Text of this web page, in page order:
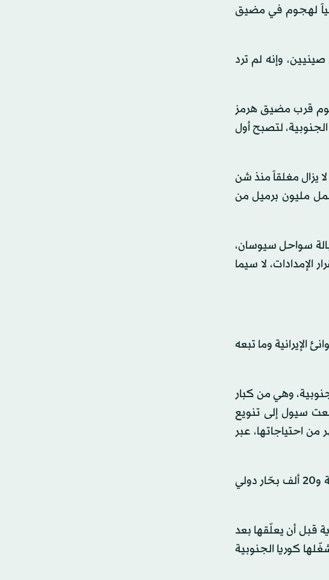
لهجوم في مضيق
وإنه لم ترد
قرب مضيق هرمز
لتصبح أول
يزال مغلقاً منذ شن
مليون برميل من
رسو قبالة سواحل سيوسان،
لا سيما
للموانئ الإيرانية وما تبعه
وهي من كبار
الوقود للمرة الأولى منذ نحو 30 عاماً. كما سعت سيول إلى تنويع
ثلاثة أشهر من احتياجاتها، عبر
وقال الأمين العام للمنظمة البحرية الدولية التابعة للأمم المتحدة، أرسينيو دومينيغيز، إن نحو 1500 سفينة و20 ألف بحّار دولي
قبل أن يعلّقها بعد
كوريا الجنوبية